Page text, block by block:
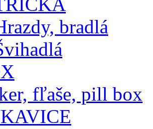
bradlá
fľaše, pill box